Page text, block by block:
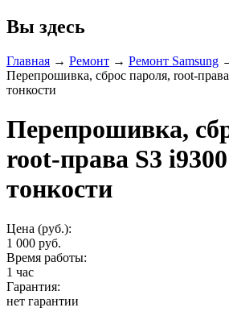
Вы здесь
Главная → Ремонт → Ремонт Samsung
Перепрошивка, сброс пароля, root-
тонкости
Перепрошивка,
root-права S3
тонкости
Цена (руб.):
1 000 руб.
Время работы:
1 час
Гарантия:
нет гарантии